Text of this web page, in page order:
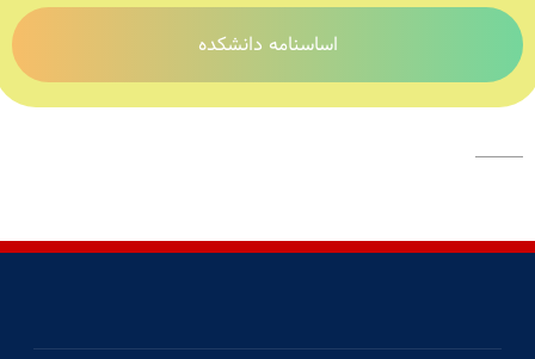
اساسنامه دانشکده